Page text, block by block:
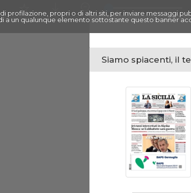
profilazione, propri o di altri siti, per inviare messaggi
a un qualunque elemento sottostante questo banner
Siamo spiacenti, il